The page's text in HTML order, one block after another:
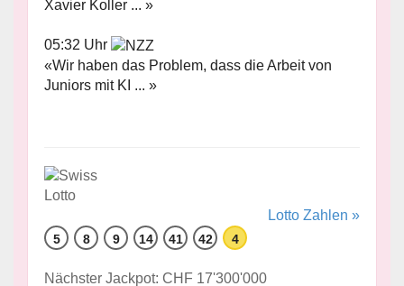
Xavier Koller ... »
05:32 Uhr
«Wir haben das Problem, dass die Arbeit von
Juniors mit KI ... »
Lotto Zahlen »
5 8 9 14 41 42 4
Nächster Jackpot: CHF 17'300'000